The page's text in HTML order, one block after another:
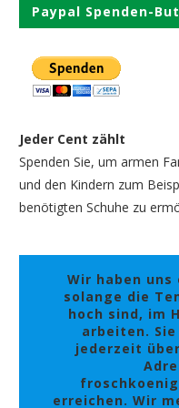
Paypal Spenden-
Jeder Cent zählt
Spenden Sie, um armen
und den Kindern zum
benötigten Schuhe zu
Wir haben uns
solange die
hoch sind, im
arbeiten.
jederzeit
erreichen. Wir